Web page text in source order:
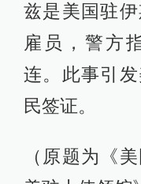
兹是美国驻
雇员，警方
连。此事引
民签证。
（原题为《